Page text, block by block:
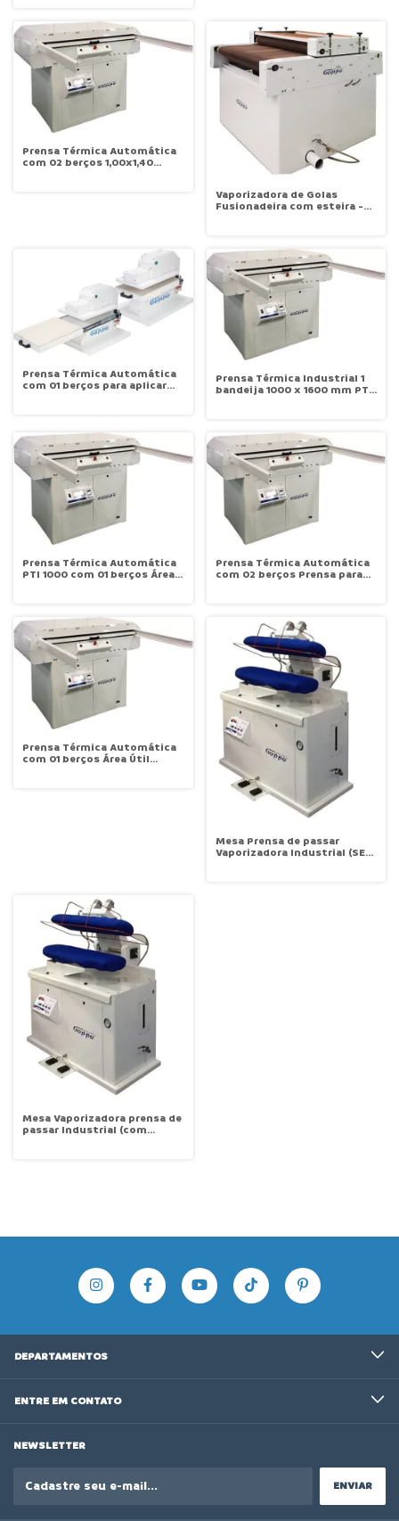
Prensa Térmica Automática
com 02 berços 1,00x1,40
Vaporizadora de Golas
Fusionadeira com esteira -
Prensa Térmica Automática
com 01 berços para aplicar Prensa Térmica Industrial 1
bandeija 1000 x 1600 mm PTI
Prensa Térmica Automática
PTI 1000 com 01 berços Área
Prensa Térmica Automática
com 02 berços Prensa para
Prensa Térmica Automática
com 01 berços Área Útil
Mesa Prensa de passar
Vaporizadora Industrial (SEM
Mesa Vaporizadora prensa de
passar Industrial (com
DEPARTAMENTOS
ENTRE EM CONTATO
NEWSLETTER